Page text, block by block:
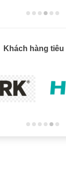
Khách hàng tiêu